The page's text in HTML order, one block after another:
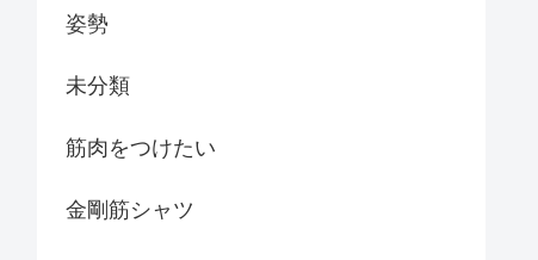
姿勢
未分類
筋肉をつけたい
金剛筋シャツ